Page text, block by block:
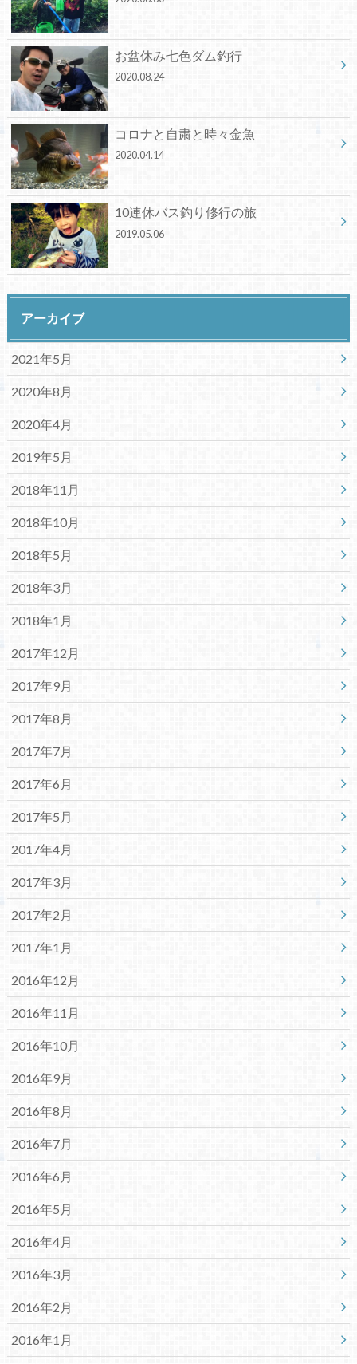
お盆休み七色ダム釣行
2020.08.24
コロナと自粛と時々金魚
2020.04.14
10連休バス釣り修行の旅
2019.05.06
アーカイブ
2021年5月
2020年8月
2020年4月
2019年5月
2018年11月
2018年10月
2018年5月
2018年3月
2018年1月
2017年12月
2017年9月
2017年8月
2017年7月
2017年6月
2017年5月
2017年4月
2017年3月
2017年2月
2017年1月
2016年12月
2016年11月
2016年10月
2016年9月
2016年8月
2016年7月
2016年6月
2016年5月
2016年4月
2016年3月
2016年2月
2016年1月